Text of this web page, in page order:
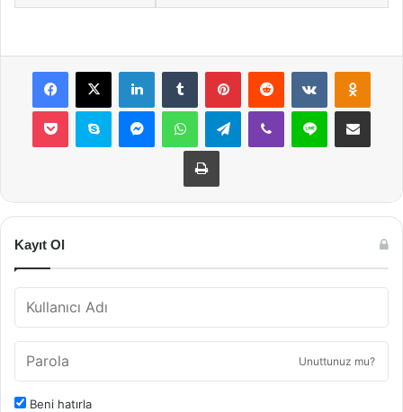
Facebook
X LinkedInTumblr PinterestReddit VKontakte
Pocket Skype MessengerWhatsAppTelegramViber Line E-Posta ile
Yazdır
Kayıt Ol
Unuttunuz mu?
Beni hatırla